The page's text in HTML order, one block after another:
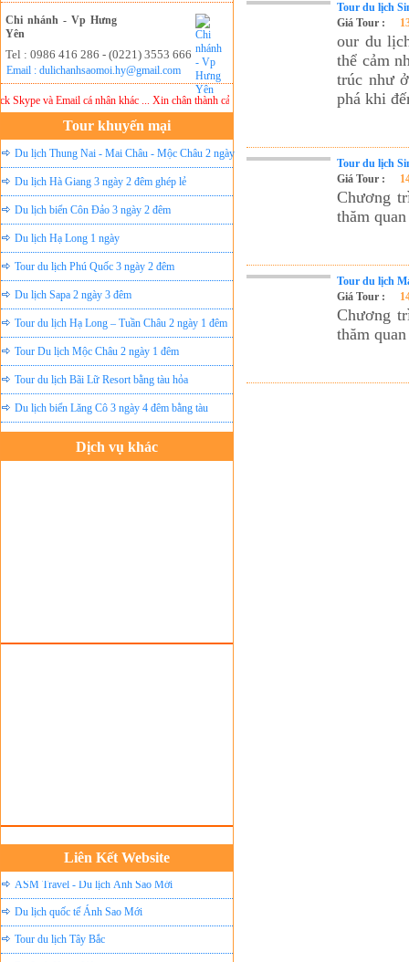
Chi nhánh - Vp Hưng
Yên
Tel : 0986 416 286 - (0221) 3553 666
Email : dulichanhsaomoi.hy@gmail.com
DU LỊCH ÁNH SAO MỚI
và Email cá nhân khác ... Xin chân thành cảm ơn!
Tour khuyến mại
Du lịch Thung Nai - Mai Châu - Mộc Châu 2 ngày
ghép lẻ
Du lịch Hà Giang 3 ngày 2 đêm ghép lẻ
Du lịch biển Côn Đảo 3 ngày 2 đêm
Du lịch Hạ Long 1 ngày
Tour du lịch Phú Quốc 3 ngày 2 đêm
Du lịch Sapa 2 ngày 3 đêm
Tour du lịch Hạ Long – Tuần Châu 2 ngày 1 đêm
Tour Du lịch Mộc Châu 2 ngày 1 đêm
Tour du lịch Bãi Lữ Resort bằng tàu hỏa
Du lịch biển Lăng Cô 3 ngày 4 đêm bằng tàu
Dịch vụ khác
Liên Kết Website
Tour du lịch Hạ Long
Du lịch quốc tế Ánh Sao Mới
Tour du lịch Tây Bắc
Tour du lịch
Giá Tour :
our du
thể cảm
trúc như
phá khi
Tour du lịch
Giá Tour :
Chương
thăm
Tour du lịch
Giá Tour :
Chương
thăm